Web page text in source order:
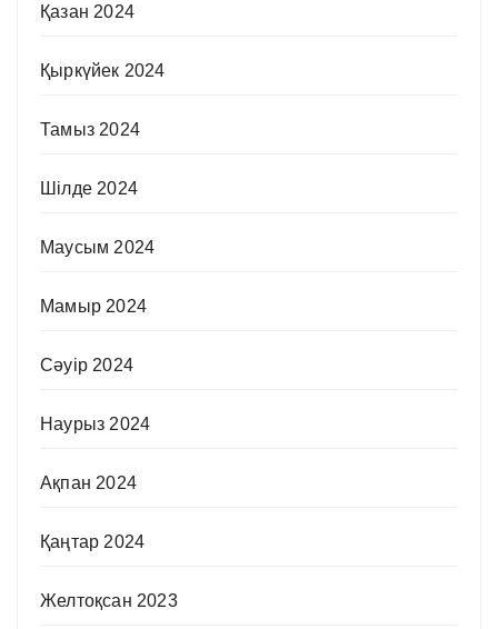
Қазан 2024
Қыркүйек 2024
Тамыз 2024
Шілде 2024
Маусым 2024
Мамыр 2024
Сәуір 2024
Наурыз 2024
Ақпан 2024
Қаңтар 2024
Желтоқсан 2023